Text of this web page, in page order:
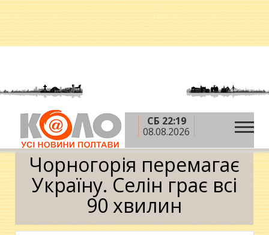
СБ 22:19
08.08.2026
Головна » Новини »
Чорногорія перемагає
Україну. Селін грає всі 90 хвилин
Чорногорія перемагає
Україну. Селін грає всі
90 хвилин